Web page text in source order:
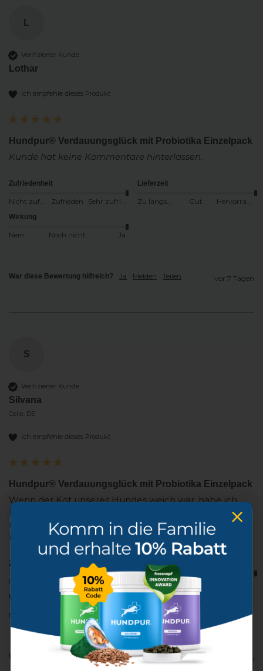
L
Verifizierter Kunde
Lothar
Ich empfehle dieses Produkt
Hundpur® Verdauungsglück mit Probiotika Einzelpack
Kunde hat keine Kommentare hinterlassen.
Zufriedenheit
Nicht zufrieden Zufrieden Sehr zufrieden
Lieferzeit
Zu langsam Gut Hervorragend
Wirkung
Nein Noch nicht Ja
War diese Bewertung hilfreich? Ja Melden Teilen vor 7 Tagen
S
Verifizierter Kunde
Silvana
Celle, DE
Ich empfehle dieses Produkt
Hundpur® Verdauungsglück mit Probiotika Einzelpack
Wenn der Kot unseres Hundes weich war, habe ich
Hundpur Verdauungsglück zugefüttert. Schon am
nächsten Tag war der Kot wieder normal. Einfach
mega!!
Zufriedenheit
Zufrieden
Lieferzeit
Zu langsam Gut
Wirkung
Nein Noch nicht Ja
War diese Bewertung hilfreich? Ja Melden Teilen vor 9 Tagen